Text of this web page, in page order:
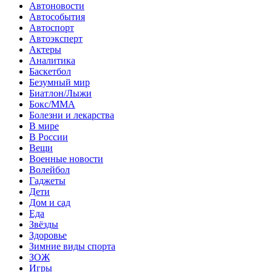
Автоновости
Автособытия
Автоспорт
Автоэксперт
Актеры
Аналитика
Баскетбол
Безумный мир
Биатлон/Лыжи
Бокс/MMA
Болезни и лекарства
В мире
В России
Вещи
Военные новости
Волейбол
Гаджеты
Дети
Дом и сад
Еда
Звёзды
Здоровье
Зимние виды спорта
ЗОЖ
Игры